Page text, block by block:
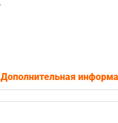
Дополнительная